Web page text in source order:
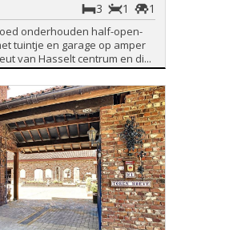
1
1
3
onderhouden half-open-
tuintje en garage op amper
van Hasselt centrum en di...